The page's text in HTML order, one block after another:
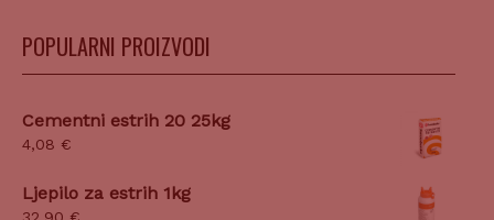
POPULARNI PROIZVODI
Cementni estrih 20 25kg
4,08 €
Ljepilo za estrih 1kg